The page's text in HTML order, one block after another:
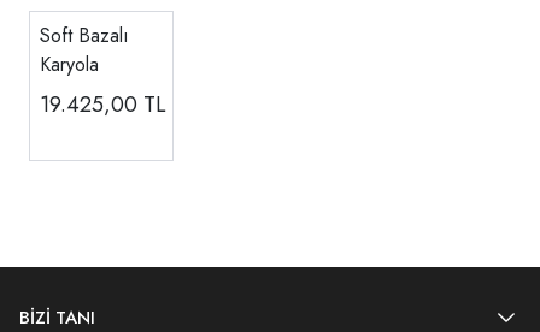
Soft Bazalı
Karyola
19.425,00 TL
BİZİ TANI